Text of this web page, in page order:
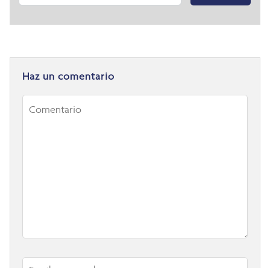
Haz un comentario